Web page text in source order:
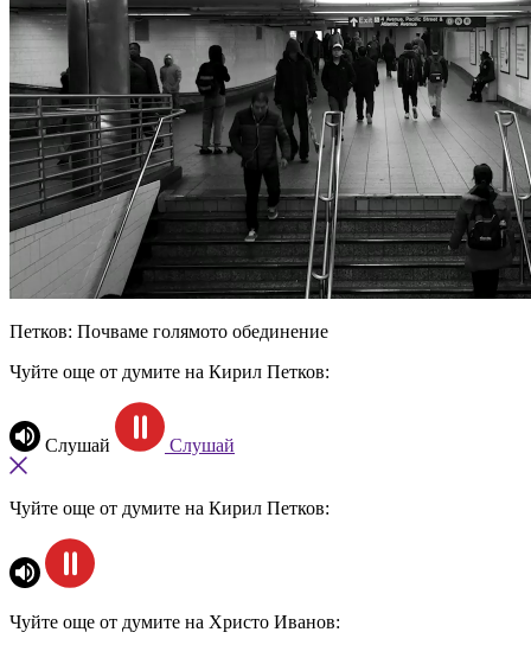
Петков: Почваме голямото обединение
Чуйте още от думите на Кирил Петков:
Слушай Слушай
Чуйте още от думите на Кирил Петков:
Чуйте още от думите на Христо Иванов: